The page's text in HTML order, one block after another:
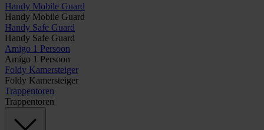
Handy Mobile Guard
Handy Mobile Guard
Handy Safe Guard
Handy Safe Guard
Amigo 1 Persoon
Amigo 1 Persoon
Foldy Kamersteiger
Foldy Kamersteiger
Trappentoren
Trappentoren